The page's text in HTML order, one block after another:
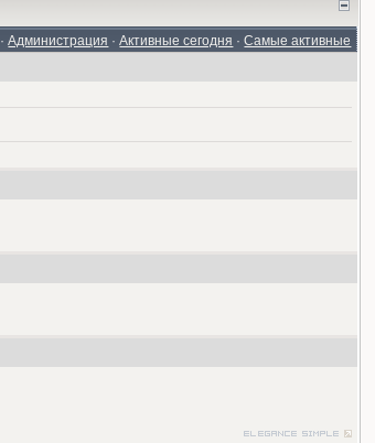
·Администрация ·Активные сегодня ·Самые активные